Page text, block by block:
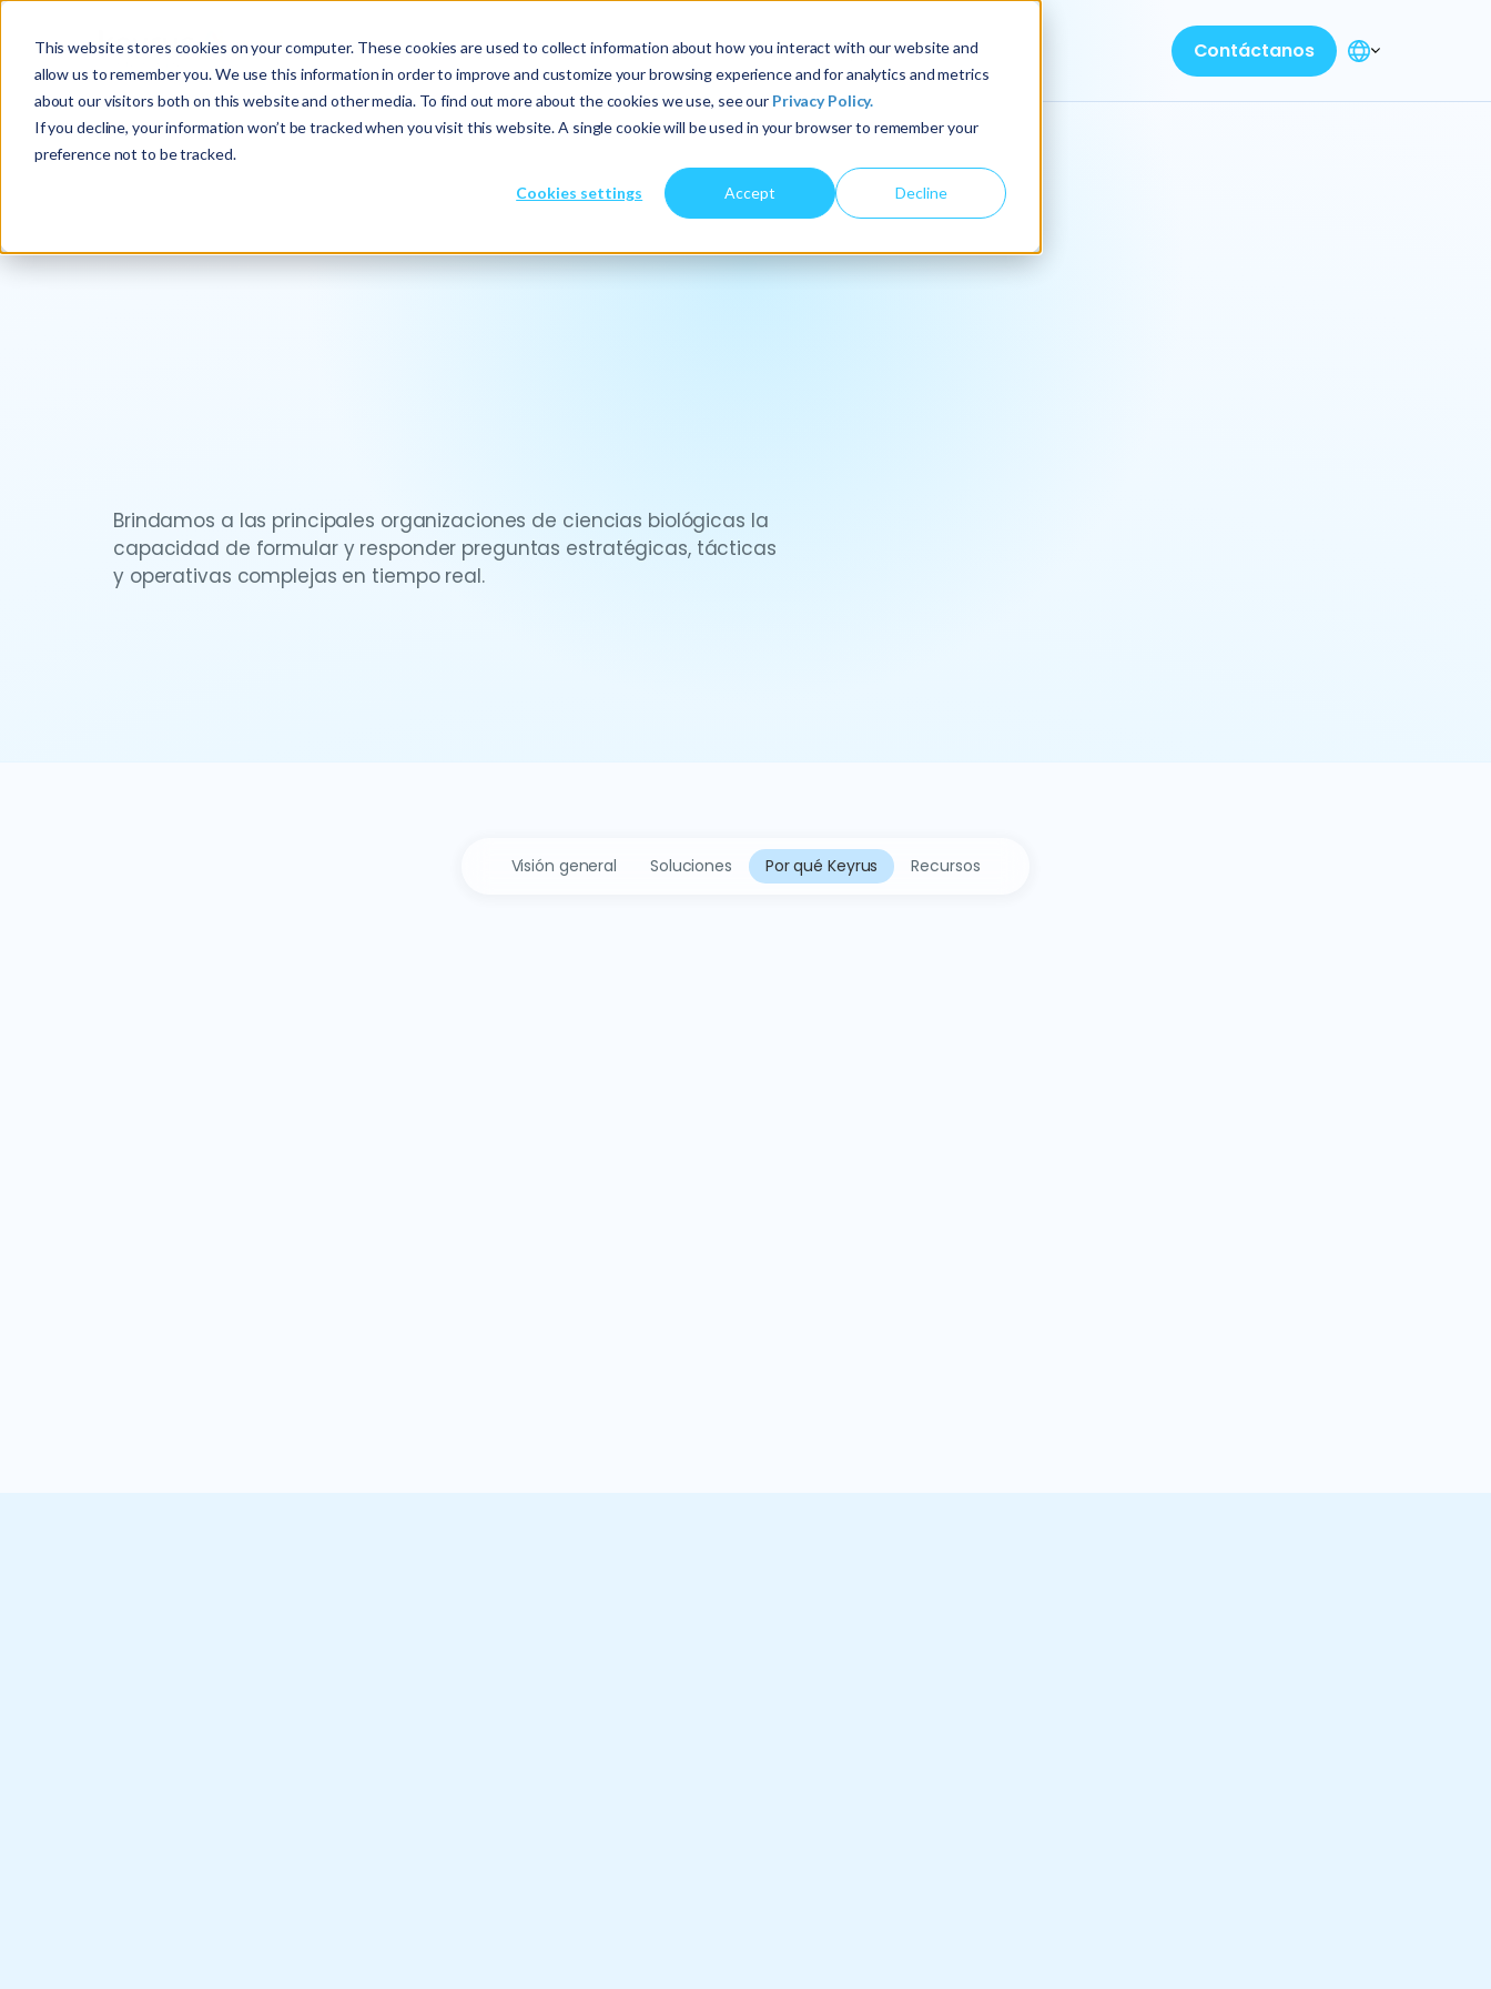
This website stores cookies on your computer. These cookies are used to collect information about how you interact with our website and
allow us to remember you. We use this information in order to improve and customize your browsing experience and for analytics and metrics
about our visitors both on this website and other media. To find out more about the cookies we use, see our Privacy Policy.
If you decline, your information won’t be tracked when you visit this website. A single cookie will be used in your browser to remember your
preference not to be tracked.
Cookies settings Accept Decline
Acerca de nosotros Servicios Perspectivas Contáctanos
Brindamos a las principales organizaciones de ciencias biológicas la
capacidad de formular y responder preguntas estratégicas, tácticas
y operativas complejas en tiempo real.
Visión general Soluciones Por qué Keyrus Recursos